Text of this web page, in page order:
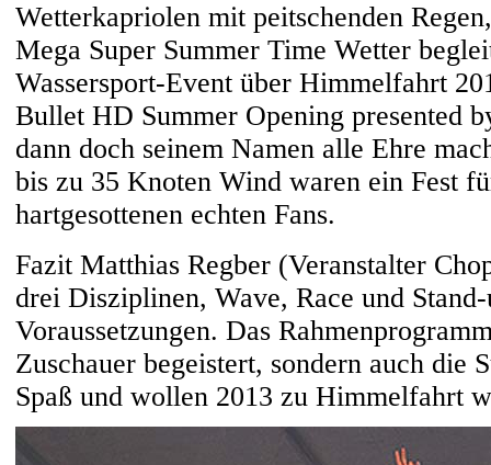
Wetterkapriolen mit peitschenden
Mega Super Summer Time Wetter
Wassersport-Event über Himmelfahrt
Bullet HD Summer Opening presented
dann doch seinem Namen alle Ehre
bis zu 35 Knoten Wind waren ein Fest
hartgesottenen echten Fans.
Fazit Matthias Regber (Veranstalter
drei Disziplinen, Wave, Race und
Voraussetzungen. Das
Zuschauer begeistert, sondern auch die
Spaß und wollen 2013 zu Himmelfahrt